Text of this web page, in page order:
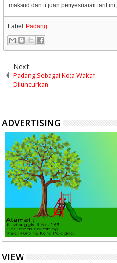
maksud dan tujuan penyesuaian tarif
Label: Padang
Next
Padang Sebagai Kota Wakaf
Diluncurkan
ADVERTISING
VIEW